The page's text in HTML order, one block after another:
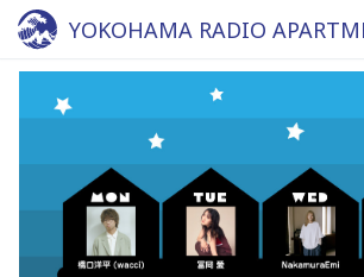
YOKOHAMA RADIO
yokohama 84.7